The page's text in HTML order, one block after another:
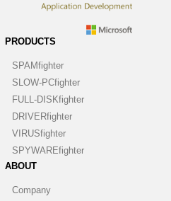
PRODUCTS
SPAMfighter
SLOW-PCfighter
FULL-DISKfighter
DRIVERfighter
VIRUSfighter
SPYWAREfighter
ABOUT
Company